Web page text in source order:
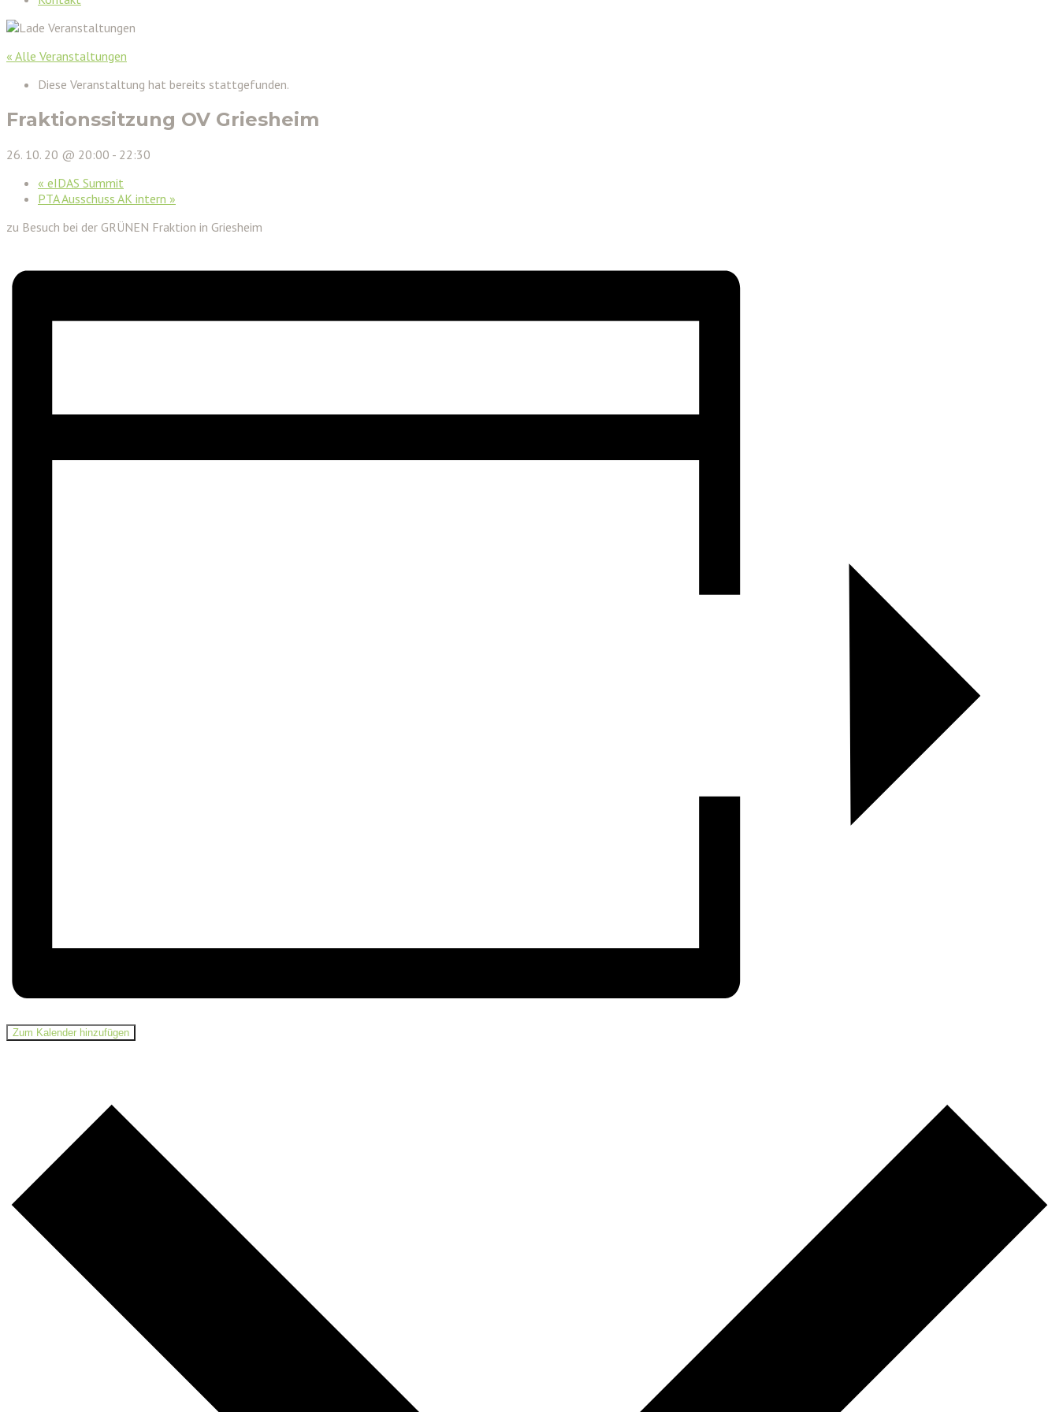
« Alle Veranstaltungen
Diese Veranstaltung hat bereits stattgefunden.
Fraktionssitzung OV Griesheim
26. 10. 20 @ 20:00 - 22:30
« eIDAS Summit
PTA Ausschuss AK intern »
zu Besuch bei der GRÜNEN Fraktion in Griesheim
Zum Kalender hinzufügen